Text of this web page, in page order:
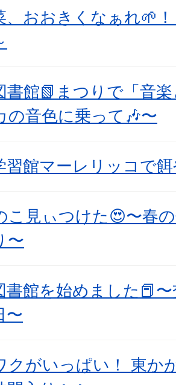
、おおきくなぁれ🌱
書館📗まつりで「音
の音色に乗って🎶〜
習館マーレリッコで
こ見ぃつけた😍〜春
〜
書館を始めました📕
〜
クがいっぱい！ 東か